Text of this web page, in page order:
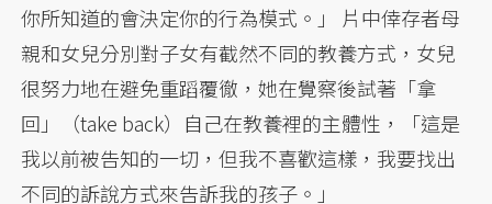
你所知道的會決定你的行為模式。」 片中倖存者母
親和女兒分別對子女有截然不同的教養方式，女兒
很努力地在避免重蹈覆徹，她在覺察後試著「拿
回」（take back）自己在教養裡的主體性，「這是
我以前被告知的一切，但我不喜歡這樣，我要找出
不同的訴說方式來告訴我的孩子。」